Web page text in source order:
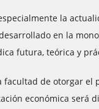
la
en la
futura, teórica y
facultad de otorgar el
económica será